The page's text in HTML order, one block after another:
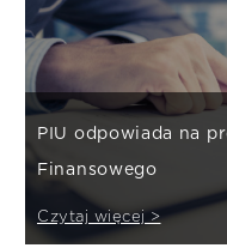
PIU odpowiada na
Finansowego
Czytaj więcej >